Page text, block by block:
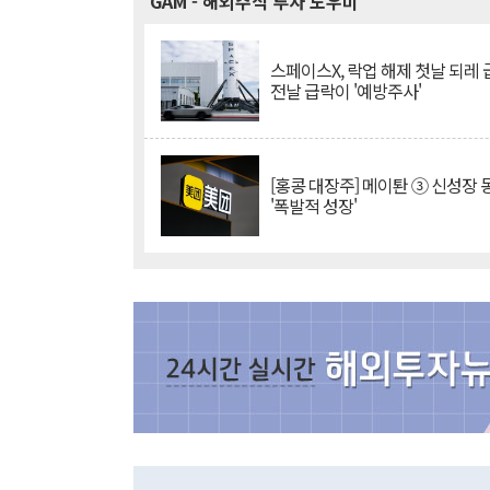
스페이스X, 락업 해제 첫날 되레
전날 급락이 '예방주사'
[홍콩 대장주] 메이퇀 ③ 신성장
'폭발적 성장'